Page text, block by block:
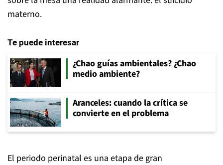
materno.
Te puede interesar
¿Chao guías ambientales? ¿Chao
medio ambiente?
Aranceles: cuando la crítica se
convierte en el problema
El periodo perinatal es una etapa de gran